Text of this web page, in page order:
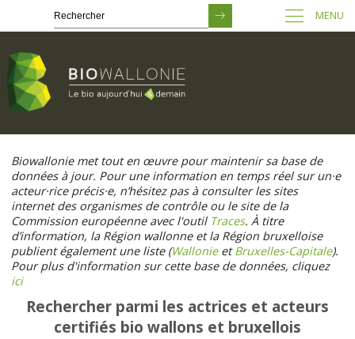
contenu
principal
MENU
Biowallonie met tout en œuvre pour maintenir sa base de
données à jour. Pour une information en temps réel sur un·e
acteur·rice précis·e, n’hésitez pas à consulter les sites
internet des organismes de contrôle ou le site de la
Commission européenne avec l'outil Traces. À titre
d’information, la Région wallonne et la Région bruxelloise
publient également une liste (WallonieetBruxelles-Capitale).
Pour plus d'information sur cette base de données, cliquez
ici
Rechercher parmi les actrices et acteurs
certifiés bio wallons et bruxellois